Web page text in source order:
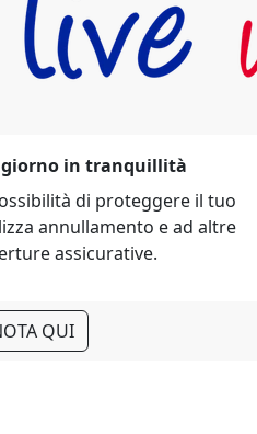
in tranquillità
di proteggere il tuo
annullamento e ad altre
assicurative.
QUI